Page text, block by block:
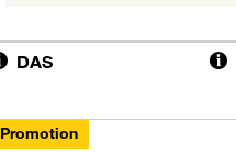
DAS
Promotion